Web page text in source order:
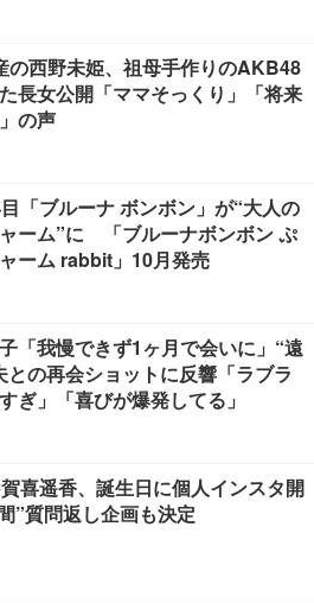
の西野未姫、祖母手作りのAKB48
長女公開「ママそっくり」「将来
の声
「ブルーナ ボンボン」が“大人の
ーム”に 「ブルーナボンボン ぷ
ーム rabbit」10月発売
「我慢できず1ヶ月で会いに」“遠
との再会ショットに反響「ラブラ
ぎ」「喜びが爆発してる」
喜遥香、誕生日に個人インスタ開
”質問返し企画も決定